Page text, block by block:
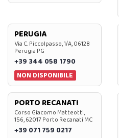
PERUGIA
Via C. Piccolpasso, 1/A, 06128
Perugia PG
+39 344 058 1790
NON DISPONIBILE
PORTO RECANATI
Corso Giacomo Matteotti,
156, 62017 Porto Recanati MC
+39 071 759 0217